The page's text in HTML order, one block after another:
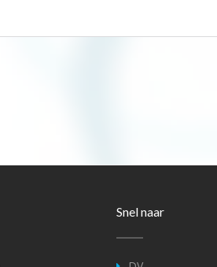
Snel naar